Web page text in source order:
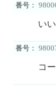
番号：
い
番号：
コ